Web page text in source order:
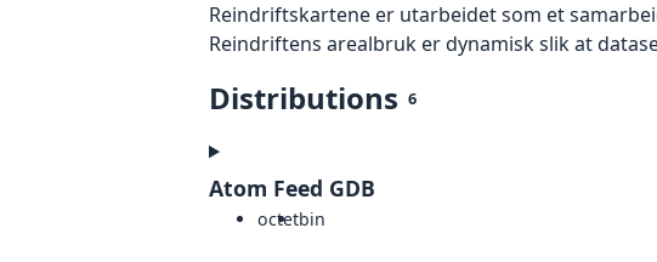
Reindriftskartene er utarbeidet som et
Reindriftens arealbruk er dynamisk slik at
Distributions 6
Atom Feed GDB
octetbin